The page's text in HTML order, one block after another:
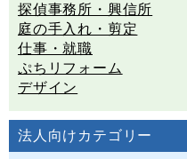
探偵事務所・興信所
庭の手入れ・剪定
仕事・就職
ぷちリフォーム
デザイン
法人向けカテゴリー